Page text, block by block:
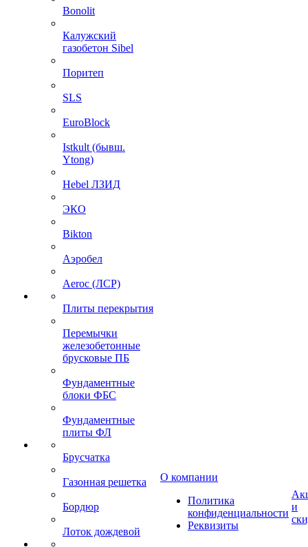
Bonolit
Калужский
газобетон Sibel
Поритеп
SLS
EuroBlock
Istkult (бывш.
Ytong)
Hebel ЛЗИД
ЭКО
Bikton
Аэробел
Aeroc (ЛСР)
Плиты перекрытия
Перемычки
железобетонные
брусковые ПБ
Фундаментные
блоки ФБС
Фундаментные
плиты ФЛ
Брусчатка
Газонная решетка
Бордюр
Лоток дождевой
О компании
Политика
конфиденциальности
Реквизиты
и